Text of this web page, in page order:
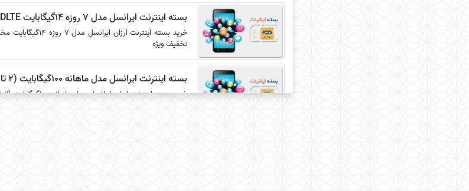
بسته اینترنت ایرانسل مدل 7 روزه 14گیگابایت TDLTE اعتباری
تخفیف ویژه
بسته اینترنت ایرانسل مدل ماهانه 100گیگابایت (2 تا 7 صبح) TDLTE اعتباری